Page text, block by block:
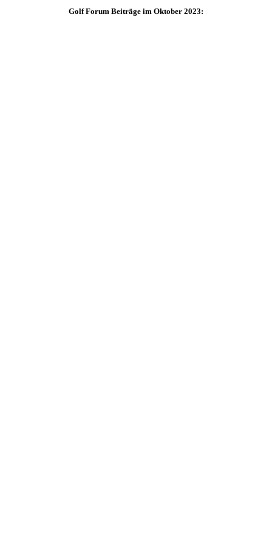
Golf Forum Beiträge im Oktober 2023: